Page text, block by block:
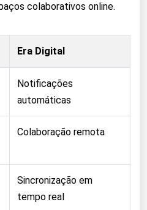
colaborativos online.
Era Digital
Notificações
automáticas
Colaboração remota
Sincronização em
tempo real